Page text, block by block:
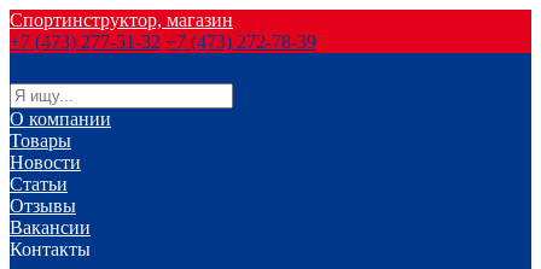
Спортинструктор, магазин
+7 (473) 277-51-32 +7 (473) 272-78-39
О компании
Товары
Новости
Статьи
Отзывы
Вакансии
Контакты